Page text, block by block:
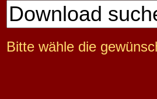
Bitte wähle die